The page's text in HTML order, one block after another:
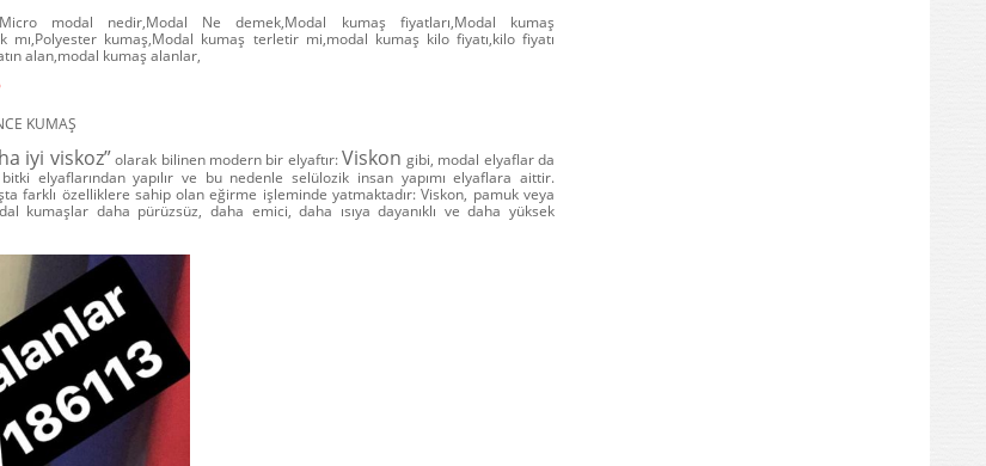
modal nedir,Modal Ne demek,Modal kumaş fiyatları,Modal kumaş
mı,Polyester kumaş,Modal kumaş terletir mi,modal kumaş kilo fiyatı,kilo fiyatı
alan,modal kumaş alanlar,
KUMAŞ
iyi viskoz”olarak bilinen modern bir elyaftır:Viskon gibi, modal elyaflar da
elyaflarından yapılır ve bu nedenle selülozik insan yapımı elyaflara aittir.
farklı özelliklere sahip olan eğirme işleminde yatmaktadır: Viskon, pamuk veya
kumaşlar daha pürüzsüz, daha emici, daha ısıya dayanıklı ve daha yüksek